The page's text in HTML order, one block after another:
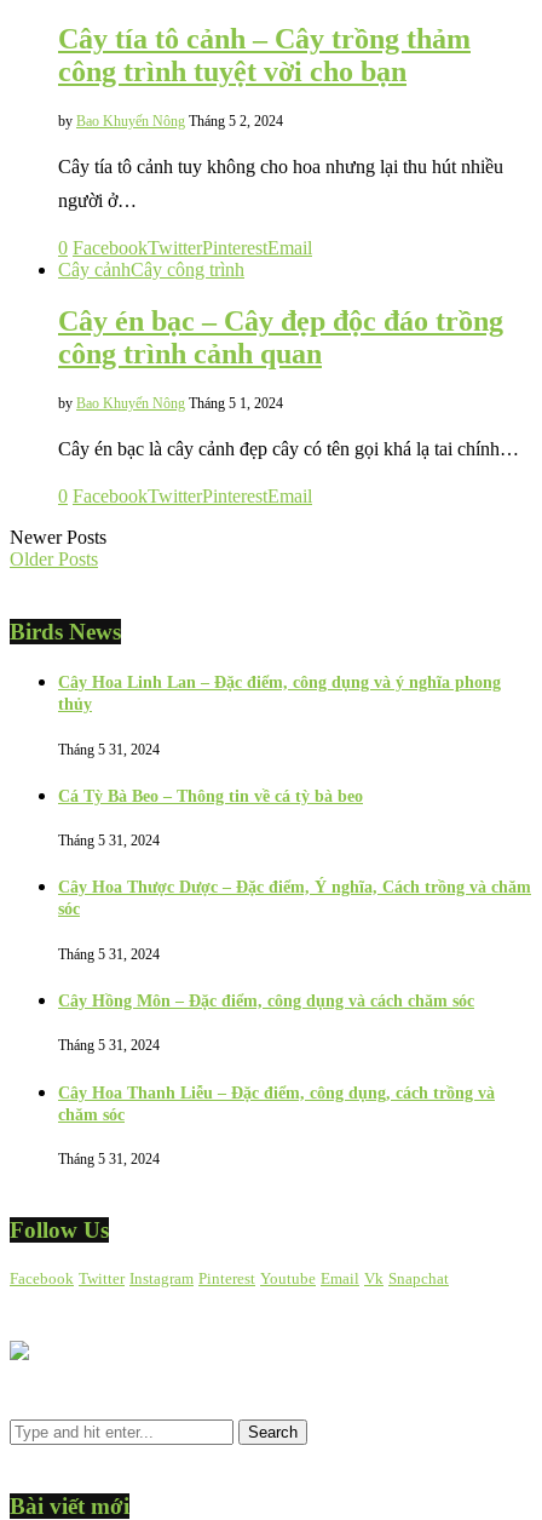
Cây tía tô cảnh – Cây trồng thảm
công trình tuyệt vời cho bạn
by Bao Khuyến Nông Tháng 5 2, 2024
Cây tía tô cảnh tuy không cho hoa nhưng lại thu hút nhiều
người ở…
0 FacebookTwitterPinterestEmail
Cây cảnhCây công trình
Cây én bạc – Cây đẹp độc đáo trồng
công trình cảnh quan
by Bao Khuyến Nông Tháng 5 1, 2024
Cây én bạc là cây cảnh đẹp cây có tên gọi khá lạ tai chính…
0 FacebookTwitterPinterestEmail
Newer Posts
Older Posts
Birds News
Cây Hoa Linh Lan – Đặc điểm, công dụng và ý nghĩa phong
thủy
Tháng 5 31, 2024
Cá Tỳ Bà Beo – Thông tin về cá tỳ bà beo
Tháng 5 31, 2024
Cây Hoa Thược Dược – Đặc điểm, Ý nghĩa, Cách trồng và chăm
sóc
Tháng 5 31, 2024
Cây Hồng Môn – Đặc điểm, công dụng và cách chăm sóc
Tháng 5 31, 2024
Cây Hoa Thanh Liễu – Đặc điểm, công dụng, cách trồng và
chăm sóc
Tháng 5 31, 2024
Follow Us
Facebook Twitter Instagram Pinterest Youtube Email Vk Snapchat
Bài viết mới